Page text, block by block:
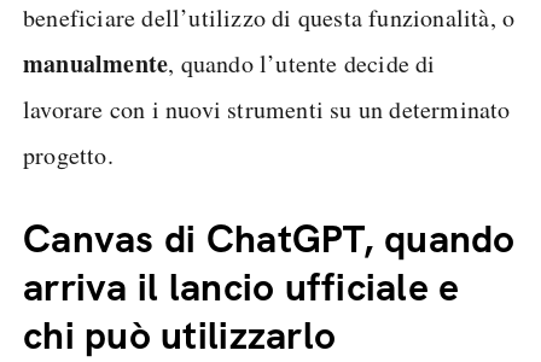
beneficiare dell’utilizzo di questa funzionalità, o
manualmente, quando l’utente decide di
lavorare con i nuovi strumenti su un determinato
progetto.
Canvas di ChatGPT, quando
arriva il lancio ufficiale e
chi può utilizzarlo